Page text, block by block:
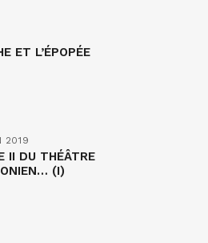
ET L’ÉPOPÉE
2019
II DU THÉÂTRE
(I)